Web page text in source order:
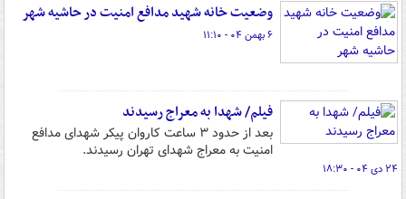
وضعیت خانه شهید مدافع امنیت در حاشیه شهر
۶ بهمن ۰۴ - ۱۱:۱۰
فیلم/ شهدا به معراج رسیدند
بعد از حدود ۳ ساعت کاروان پیکر شهدای مدافع
امنیت به معراج شهدای تهران رسیدند.
۲۴ دی ۰۴ - ۱۸:۳۰